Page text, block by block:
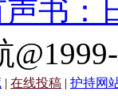
书：
| 在线投稿 | 护持网